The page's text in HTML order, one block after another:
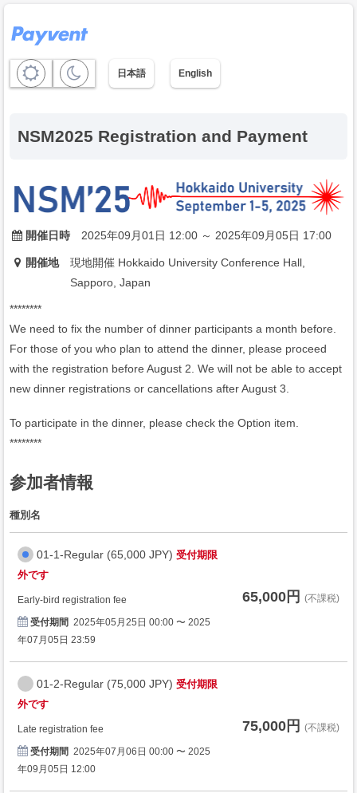
日本語 English
NSM2025 Registration and Payment
開催日時 2025年09月01日 12:00 ～ 2025年09月05日 17:00
開催地
現地開催 Hokkaido University Conference Hall,
Sapporo, Japan
********
We need to fix the number of dinner participants a month before.
For those of you who plan to attend the dinner, please proceed
with the registration before August 2. We will not be able to accept
new dinner registrations or cancellations after August 3.
To participate in the dinner, please check the Option item.
********
参加者情報
種別名
01-1-Regular (65,000 JPY) 受付期限
外です
Early-bird registration fee
受付期間 2025年05月25日 00:00 〜 2025
年07月05日 23:59
65,000円 (不課税)
01-2-Regular (75,000 JPY) 受付期限
外です
Late registration fee
受付期間 2025年07月06日 00:00 〜 2025
年09月05日 12:00
75,000円 (不課税)